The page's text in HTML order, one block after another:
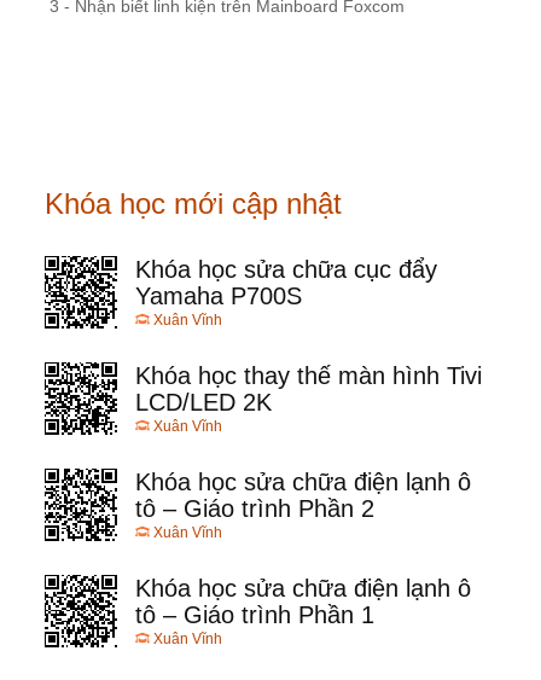
3 - Nhận biết linh kiện trên Mainboard Foxcom
Khóa học mới cập nhật
Khóa học sửa chữa cục đẩy
Yamaha P700S
Xuân Vĩnh
Khóa học thay thế màn hình Tivi
LCD/LED 2K
Xuân Vĩnh
Khóa học sửa chữa điện lạnh ô
tô – Giáo trình Phần 2
Xuân Vĩnh
Khóa học sửa chữa điện lạnh ô
tô – Giáo trình Phần 1
Xuân Vĩnh